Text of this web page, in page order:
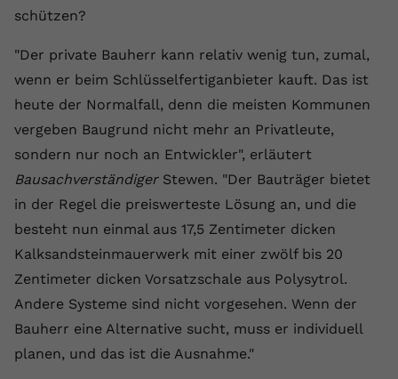
schützen?
"Der private Bauherr kann relativ wenig tun, zumal,
wenn er beim Schlüsselfertiganbieter kauft. Das ist
heute der Normalfall, denn die meisten Kommunen
vergeben Baugrund nicht mehr an Privatleute,
sondern nur noch an Entwickler", erläutert
BausachverständigerStewen. "Der Bauträger bietet
in der Regel die preiswerteste Lösung an, und die
besteht nun einmal aus 17,5 Zentimeter dicken
Kalksandsteinmauerwerk mit einer zwölf bis 20
Zentimeter dicken Vorsatzschale aus Polysytrol.
Andere Systeme sind nicht vorgesehen. Wenn der
Bauherr eine Alternative sucht, muss er individuell
planen, und das ist die Ausnahme."
Anbieter
Laufzeit 2 Jahre
Zweck
eingebettete YouTube-Videos und
registriert anonyme statistische Daten.
yt-remote-device-id
Anbieter Youtube.com
Zweck
YouTube setzt diesen Cookie, um die
Videopräferenzen des Benutzers zu